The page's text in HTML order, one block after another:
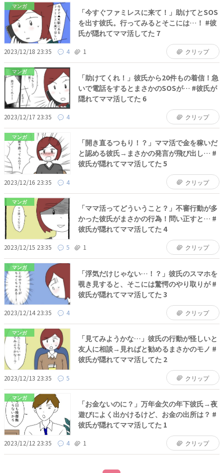
マンガ
「今すぐファミレスに来て！」助けてとSOS
を出す彼氏。行ってみるとそこには…！ #彼
氏が隠れてママ活してた 7
2023/12/18 23:35 4 1 クリップ
マンガ
「助けてくれ！」彼氏から20件もの着信！急
いで電話をするとまさかのSOSが… #彼氏が
隠れてママ活してた 6
2023/12/17 23:35 4 クリップ
マンガ
「開き直るつもり！？」ママ活で金を稼いだ
と認める彼氏→まさかの発言が飛び出し… #
彼氏が隠れてママ活してた 5
2023/12/16 23:35 4 クリップ
マンガ
「ママ活ってどういうこと？」不審行動が多
かった彼氏がまさかの行為！問い正すと… #
彼氏が隠れてママ活してた 4
2023/12/15 23:35 5 1 クリップ
マンガ
「浮気だけじゃない…！？」彼氏のスマホを
覗き見すると、そこには驚愕のやり取りが #
彼氏が隠れてママ活してた 3
2023/12/14 23:35 4 クリップ
マンガ
「見てみようかな…」彼氏の行動が怪しいと
友人に相談→見ればと勧めるまさかのモノ #
彼氏が隠れてママ活してた 2
2023/12/13 23:35 5 クリップ
マンガ
「お金ないのに？」万年金欠の年下彼氏→夜
遊びによく出かけるけど、お金の出所は？ #
彼氏が隠れてママ活してた 1
2023/12/12 23:35 4 1 クリップ